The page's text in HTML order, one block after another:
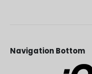
Navigation Bottom